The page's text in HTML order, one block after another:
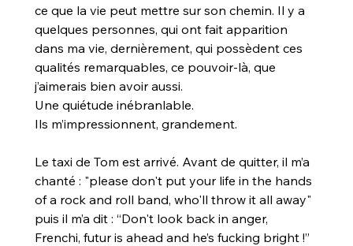
ce que la vie peut mettre sur son chemin. Il y a
quelques personnes, qui ont fait apparition
dans ma vie, dernièrement, qui possèdent ces
qualités remarquables, ce pouvoir-là, que
j’aimerais bien avoir aussi.
Une quiétude inébranlable.
Ils m’impressionnent, grandement.
Le taxi de Tom est arrivé. Avant de quitter, il m’a
chanté : "please don't put your life in the hands
of a rock and roll band, who'll throw it all away"
puis il m’a dit : “Don't look back in anger,
Frenchi, futur is ahead and he’s fucking bright !”